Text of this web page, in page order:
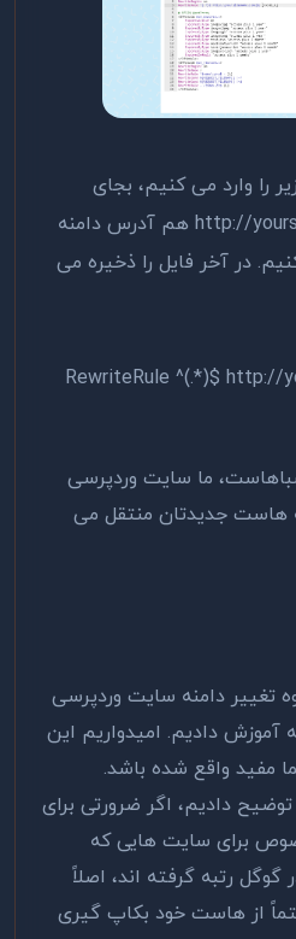
را وارد می کنیم، بجای
عبارت http://yoursitename.com هم آدرس دامنه
در آخر فایل را ذخیره می
RewriteRule ^(.*)$ http://
ما سایت وردپرسی
هاست جدیدتان منتقل می
تغییر دامنه سایت وردپرسی
آموزش دادیم. امیدواریم این
مفید واقع شده باشد.
دادیم، اگر ضرورتی برای
برای سایت هایی که
رتبه گرفته اند، اصلاً
از هاست خود بکاپ گیری